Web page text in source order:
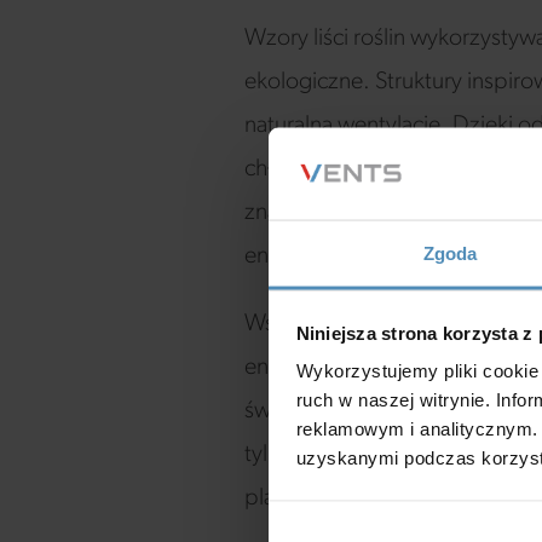
Zgoda
Niniejsza strona korzysta z
Wykorzystujemy pliki
ruch w naszej witrynie.
reklamowym i
uzyskanymi podczas
Wzory liści roślin
ekologiczne. Struktury
naturalną wentylację. Dzięki
chłodniejsze powietrze do
znacząco zmniejsza
energii i obniżenia emisji
Współczesne technologie
energooszczędne i przyjazne
świadomość ekologiczna
tylko poprawia jakość życia,
planety.